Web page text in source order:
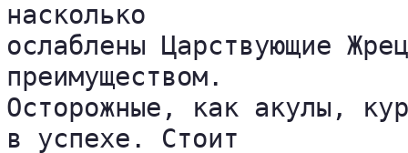
насколько
ослаблены Царствующие
преимуществом.
Осторожные, как акулы,
в успехе. Стоит